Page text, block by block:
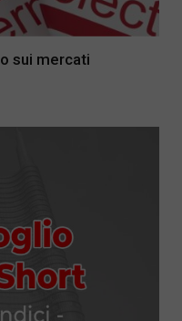
sui mercati